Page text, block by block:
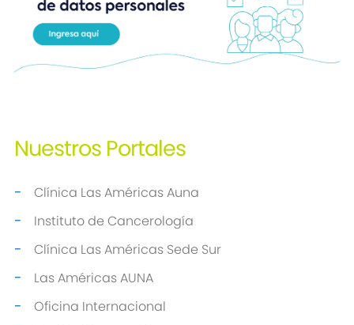
Nuestros Portales
Clínica Las Américas Auna
Instituto de Cancerología
Clínica Las Américas Sede Sur
Las Américas AUNA
Oficina Internacional